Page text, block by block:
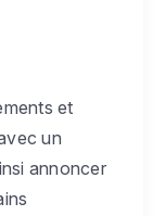
et
un
annoncer